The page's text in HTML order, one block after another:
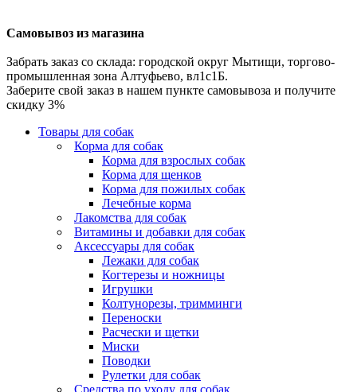
Самовывоз из магазина
Забрать заказ со склада: городской округ Мытищи, торгово-
промышленная зона Алтуфьево, вл1с1Б.
Заберите свой заказ в нашем пункте самовывоза и получите
скидку 3%
Товары для собак
Корма для собак
Корма для взрослых собак
Корма для щенков
Корма для пожилых собак
Лечебные корма
Лакомства для собак
Витамины и добавки для собак
Аксессуары для собак
Лежаки для собак
Когтерезы и ножницы
Игрушки
Колтунорезы, тримминги
Переноски
Расчески и щетки
Миски
Поводки
Рулетки для собак